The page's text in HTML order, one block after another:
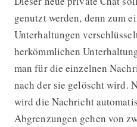
genutzt werden, denn zum
Unterhaltungen
herkömmlichen
man für die einzelnen
nach der sie gelöscht wird.
wird die Nachricht
Abgrenzungen gehen von